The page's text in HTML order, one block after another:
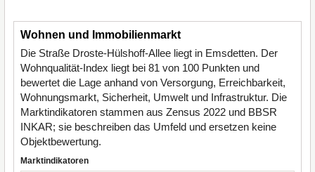
Wohnen und Immobilienmarkt
Die Straße Droste-Hülshoff-Allee liegt in Emsdetten. Der
Wohnqualität-Index liegt bei 81 von 100 Punkten und
bewertet die Lage anhand von Versorgung, Erreichbarkeit,
Wohnungsmarkt, Sicherheit, Umwelt und Infrastruktur. Die
Marktindikatoren stammen aus Zensus 2022 und BBSR
INKAR; sie beschreiben das Umfeld und ersetzen keine
Objektbewertung.
Marktindikatoren